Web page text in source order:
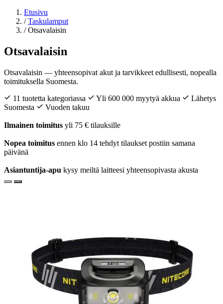
Etusivu
/ Taskulamput
/ Otsavalaisin
Otsavalaisin
Otsavalaisin — yhteensopivat akut ja tarvikkeet edullisesti, nopealla
toimituksella Suomesta.
11 tuotetta kategoriassa
Yli 600 000 myytyä akkua
Lähetys
Suomesta
Vuoden takuu
Ilmainen toimitus yli 75 € tilauksille
Nopea toimitus ennen klo 14 tehdyt tilaukset postiin samana
päivänä
Asiantuntija-apu kysy meiltä laitteesi yhteensopivasta akusta